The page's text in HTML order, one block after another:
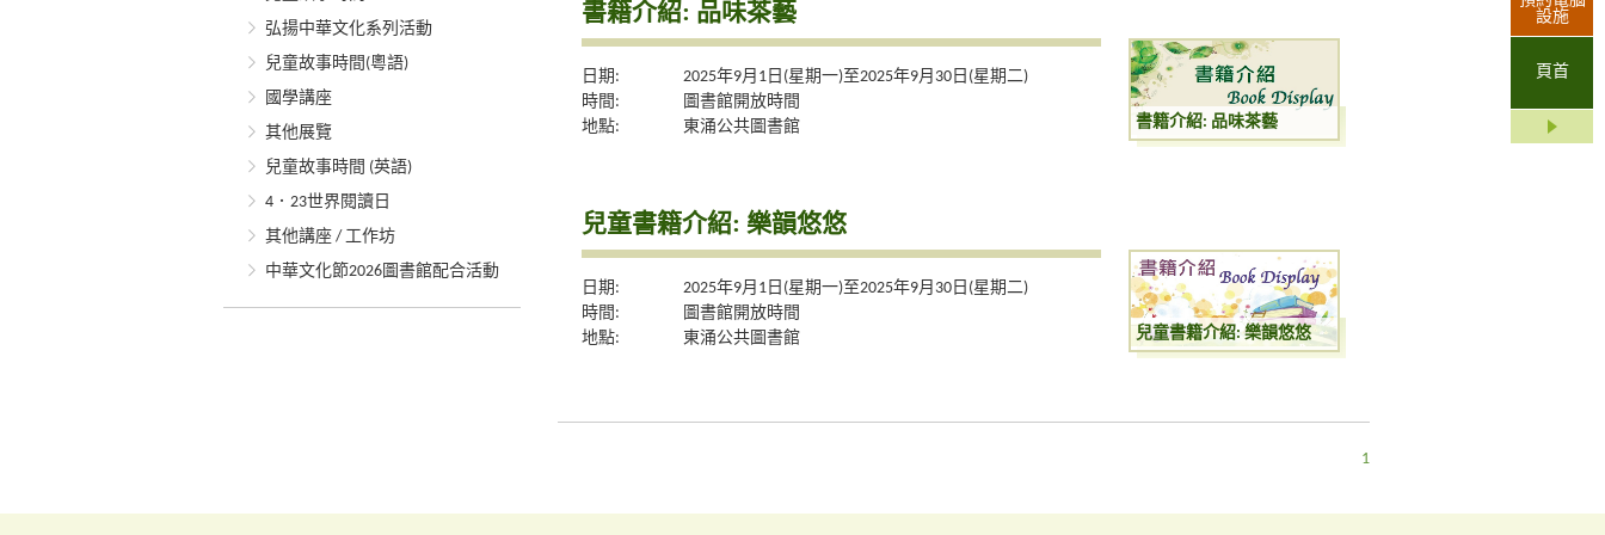
設施
頁首
弘揚中華文化系列活動
兒童故事時間(粵語)
國學講座
其他展覽
兒童故事時間 (英語)
4．23世界閱讀日
其他講座 / 工作坊
中華文化節2026圖書館配合活動
書籍介紹: 品味茶藝
日期:
2025年9月1日(星期一)至2025年9月30日(星期二)
時間:
圖書館開放時間
地點:
東涌公共圖書館 書籍介紹: 品味茶藝
兒童書籍介紹: 樂韻悠悠
日期:
2025年9月1日(星期一)至2025年9月30日(星期二)
時間:
圖書館開放時間
地點:
東涌公共圖書館 兒童書籍介紹: 樂韻悠悠
1